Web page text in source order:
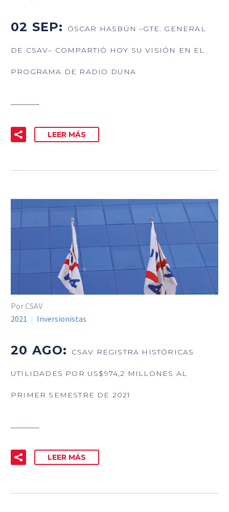
02 SEP: ÓSCAR HASBÚN –GTE. GENERAL
DE CSAV– COMPARTIÓ HOY SU VISIÓN EN EL
PROGRAMA DE RADIO DUNA
LEER MÁS
Por CSAV
2021
Inversionistas
20 AGO: CSAV REGISTRA HISTÓRICAS
UTILIDADES POR US$974,2 MILLONES AL
PRIMER SEMESTRE DE 2021
LEER MÁS